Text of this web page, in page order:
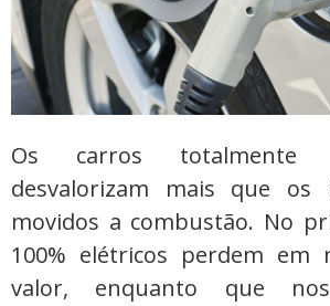
Os carros totalmente
desvalorizam mais que
movidos a combustão. No
100% elétricos perdem em
valor, enquanto que